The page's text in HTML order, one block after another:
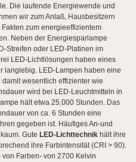
Die laufende Energiewende und
wir zum Anlaß, Hausbesitzern
zum energieeffizientem
Neben der Energiesparlampe
Streifen oder LED-Platinen im
LED-Lichtlösungen haben eines
langlebig. LED-Lampen haben eine
wesentlich effizienter wie
wird bei LED-Leuchtmitteln in
hält etwa 25.000 Stunden. Das
von ca. 6 Stunden eine
gegeben ist. Häufiges An-und
Gute LED-Lichttechnik hält ihre
ihre Farbintensität (CRI > 90).
Farben- von 2700 Kelvin